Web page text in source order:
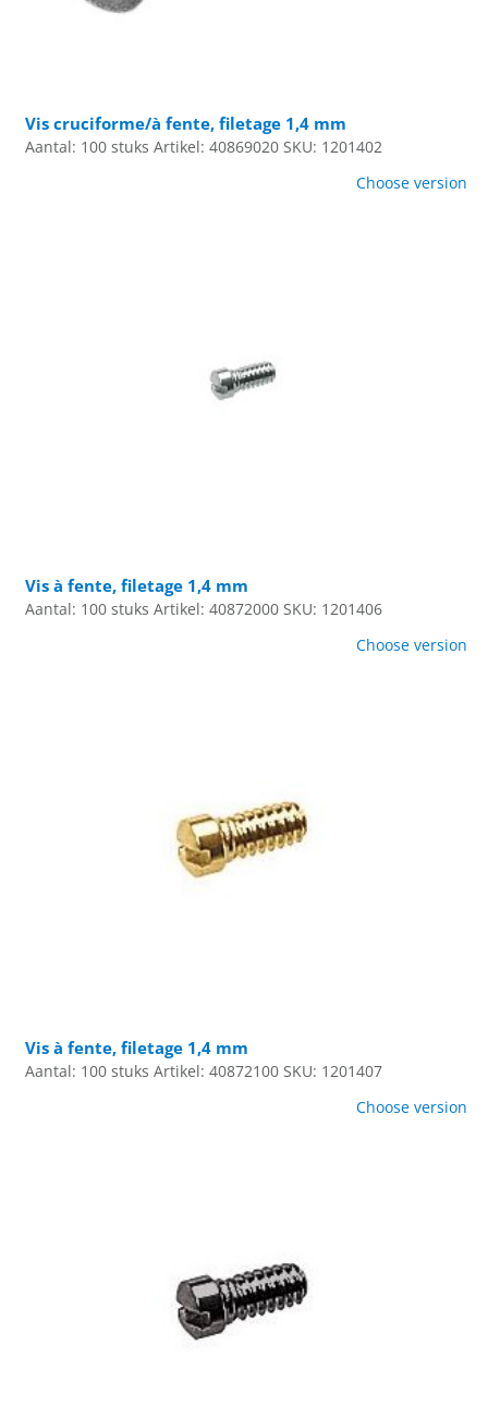
Vis cruciforme/à fente, filetage 1,4 mm
Aantal: 100 stuks Artikel: 40869020 SKU: 1201402
Choose version
Vis à fente, filetage 1,4 mm
Aantal: 100 stuks Artikel: 40872000 SKU: 1201406
Choose version
Vis à fente, filetage 1,4 mm
Aantal: 100 stuks Artikel: 40872100 SKU: 1201407
Choose version